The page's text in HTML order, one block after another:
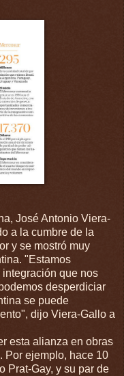
José Antonio Viera-
a la cumbre de la
y se mostró muy
"Estamos
integración que nos
desperdiciar
se puede
dijo Viera-Gallo a
esta alianza en obras
Por ejemplo, hace 10
Prat-Gay, y su par de